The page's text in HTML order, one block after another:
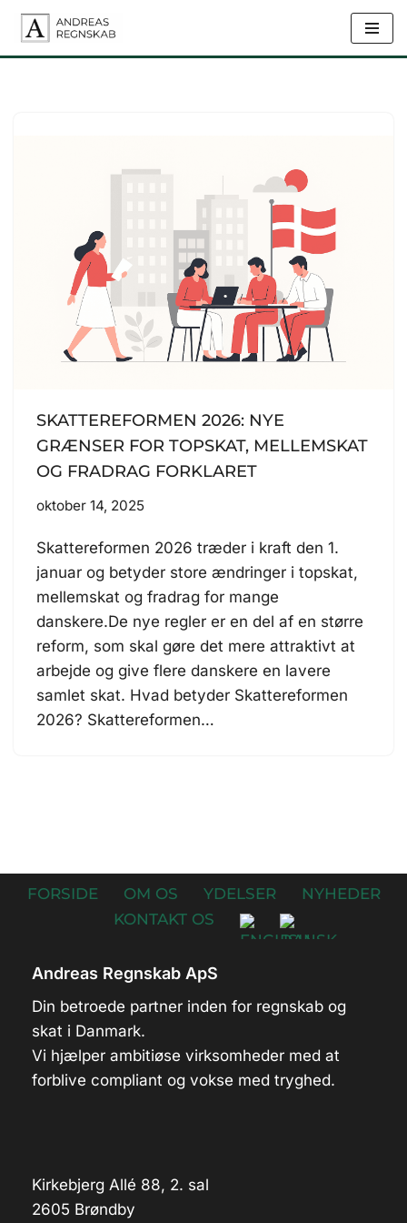
SKATTEREFORMEN 2026: NYE
GRÆNSER FOR TOPSKAT, MELLEMSKAT
OG FRADRAG FORKLARET
oktober 14, 2025
Skattereformen 2026 træder i kraft den 1.
januar og betyder store ændringer i topskat,
mellemskat og fradrag for mange
danskere.De nye regler er en del af en større
reform, som skal gøre det mere attraktivt at
arbejde og give flere danskere en lavere
samlet skat. Hvad betyder Skattereformen
2026? Skattereformen…
FORSIDE OM OS YDELSER
NYHEDER
KONTAKT OS
Andreas Regnskab ApS
Din betroede partner inden for regnskab og
skat i Danmark.
Vi hjælper ambitiøse virksomheder med at
forblive compliant og vokse med tryghed.
Kirkebjerg Allé 88, 2. sal
2605 Brøndby